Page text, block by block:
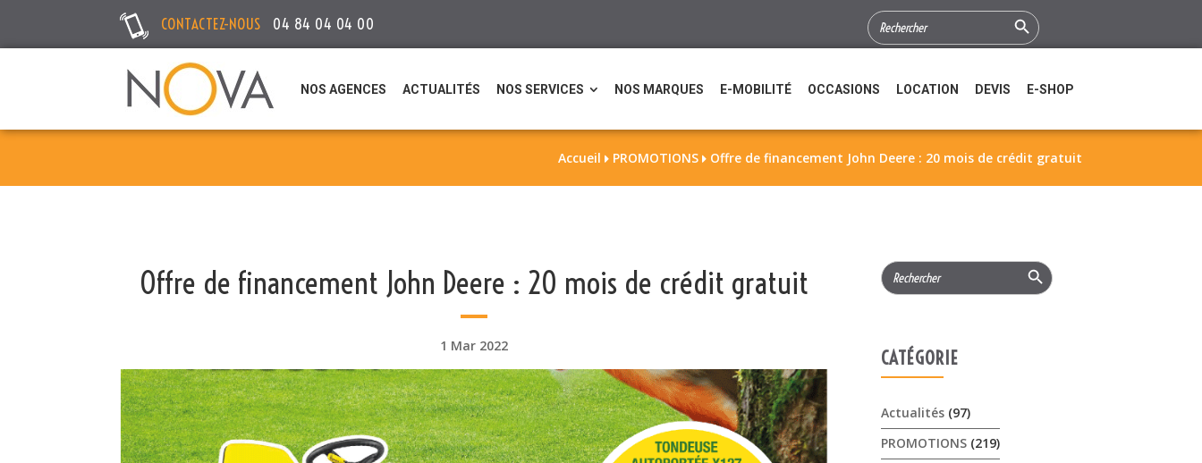
CONTACTEZ-NOUS 04 84 04 04 00
SEARCH
FOR:
Search Button
NOS AGENCES ACTUALITÉS NOS SERVICES NOS MARQUES E-MOBILITÉ OCCASIONS LOCATION DEVIS E-SHOP
Accueil  PROMOTIONS  Offre de financement John Deere : 20 mois de crédit gratuit
Offre de financement John Deere : 20 mois de crédit gratuit
1 Mar 2022
Search
for:
Search Button
CATÉGORIE
Actualités (97)
PROMOTIONS (219)